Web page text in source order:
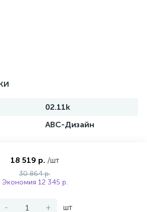
02.11k
АВС-Дизайн
18 519 р. /шт
30 864 р.
Экономия 12 345 р.
- + шт